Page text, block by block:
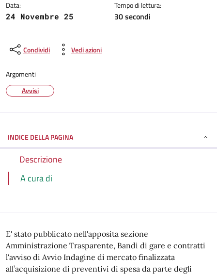
Data:
24 Novembre 25
Tempo di lettura:
30 secondi
Condividi Vedi azioni
Argomenti
Avvisi
INDICE DELLA PAGINA
Descrizione
A cura di
E' stato pubblicato nell'apposita sezione
Amministrazione Trasparente, Bandi di gare e contratti
l'avviso di Avvio Indagine di mercato finalizzata
all’acquisizione di preventivi di spesa da parte degli